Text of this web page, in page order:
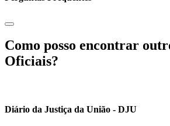
Como posso encontrar
Oficiais?
Diário da Justiça da União - DJU